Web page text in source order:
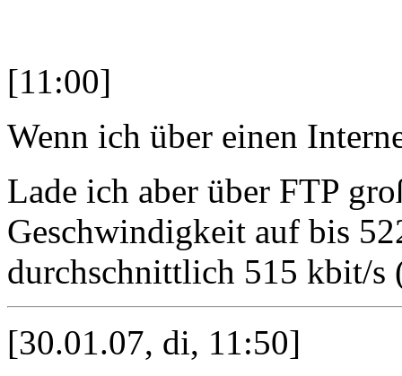
[11:00]
Wenn ich über einen
Lade ich aber über FTP
Geschwindigkeit auf bis
durchschnittlich 515 kbit/s
[30.01.07, di, 11:50]